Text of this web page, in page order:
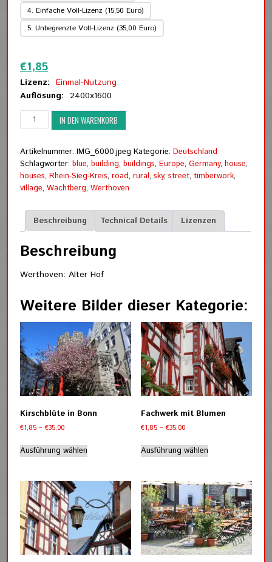
4. Einfache Voll-Lizenz (15,50 Euro)
5. Unbegrenzte Voll-Lizenz (35,00 Euro)
€1,85
Lizenz: Einmal-Nutzung
Auflösung: 2400x1600
Werthoven
(13)
Alter
Hof
Menge
IN DEN WARENKORB
Artikelnummer:IMG_6000.jpeg Kategorie:Deutschland
Schlagwörter:blue,building,buildings,Europe,Germany,house,
houses,Rhein-Sieg-Kreis,road,rural,sky,street,timberwork,
village,Wachtberg,Werthoven
Beschreibung Technical Details Lizenzen
Beschreibung
Werthoven: Alter Hof
Weitere Bilder dieser Kategorie:
Kirschblüte in Bonn
€1,85 –€35,00Preisspanne:
bis
€35,00
Ausführung wählen
mehrere
Varianten
auf.
Die
Optionen
können
auf
Fachwerk mit Blumen
€1,85 – €35,00Preisspanne:
bis
€35,00
Ausführung wählenProdukt
Varianten
auf.
Die
Optionen
können
auf